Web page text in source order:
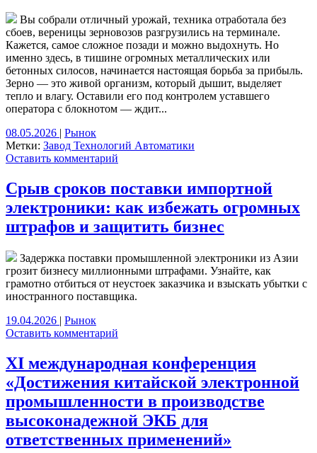
Вы собрали отличный урожай, техника отработала без
сбоев, вереницы зерновозов разгрузились на терминале.
Кажется, самое сложное позади и можно выдохнуть. Но
именно здесь, в тишине огромных металлических или
бетонных силосов, начинается настоящая борьба за прибыль.
Зерно — это живой организм, который дышит, выделяет
тепло и влагу. Оставили его под контролем уставшего
оператора с блокнотом — ждит...
08.05.2026 | Рынок
Метки: Завод Технологий Автоматики
Оставить комментарий
Срыв сроков поставки импортной
электроники: как избежать огромных
штрафов и защитить бизнес
Задержка поставки промышленной электроники из Азии
грозит бизнесу миллионными штрафами. Узнайте, как
грамотно отбиться от неустоек заказчика и взыскать убытки с
иностранного поставщика.
19.04.2026 | Рынок
Оставить комментарий
XI международная конференция
«Достижения китайской электронной
промышленности в производстве
высоконадежной ЭКБ для
ответственных применений»